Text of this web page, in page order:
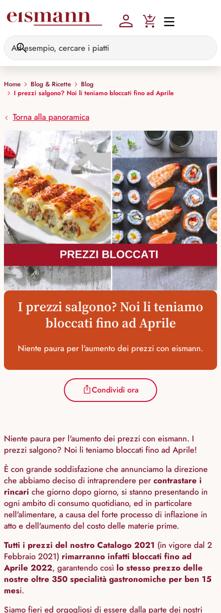
Home Blog & Ricette
Blog
I prezzi salgono? Noi li teniamo bloccati fino ad Aprile
Torna alla panoramica
I prezzi salgono? Noi li teniamo
bloccati fino ad Aprile
Niente paura per l'aumento dei prezzi con eismann.
Condividi ora
Niente paura per l'aumento dei prezzi con eismann. I
prezzi salgono? Noi li teniamo bloccati fino ad Aprile!
È con grande soddisfazione che annunciamo la direzione
che abbiamo deciso di intraprendere per contrastare i
rincari che giorno dopo giorno, si stanno presentando in
ogni ambito di consumo quotidiano, ed in particolare
nell'alimentare, a causa del forte processo di inflazione in
atto e dell'aumento del costo delle materie prime.
Tutti i prezzi del nostro Catalogo 2021 (in vigore dal 2
Febbraio 2021) rimarranno infatti bloccati fino ad
Aprile 2022, garantendo così lo stesso prezzo delle
nostre oltre 350 specialità gastronomiche per ben 15
mesi.
Siamo fieri ed orgogliosi di essere dalla parte dei nostri